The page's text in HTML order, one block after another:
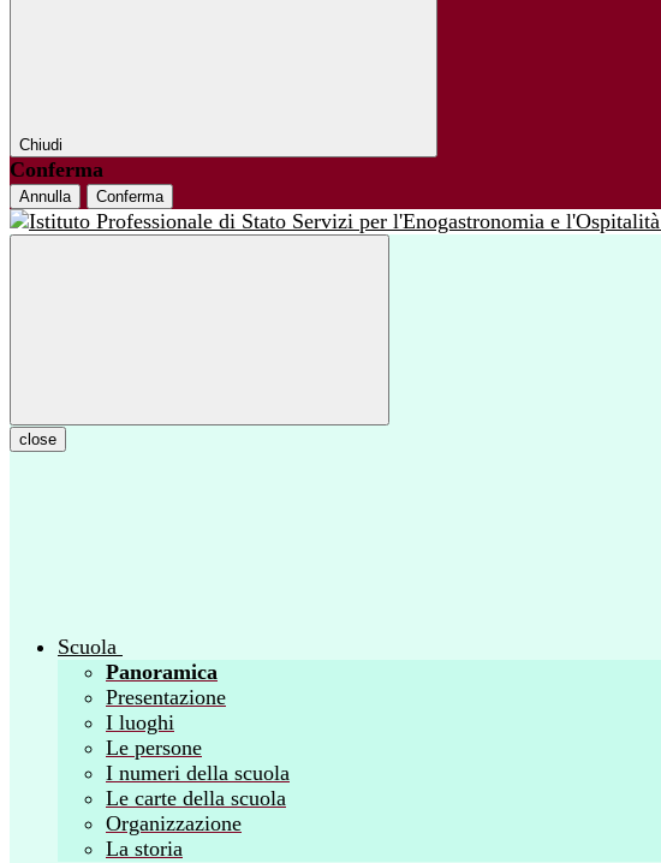
Chiudi
Conferma
Annulla Conferma
close
Scuola
Panoramica
Presentazione
I luoghi
Le persone
I numeri della scuola
Le carte della scuola
Organizzazione
La storia